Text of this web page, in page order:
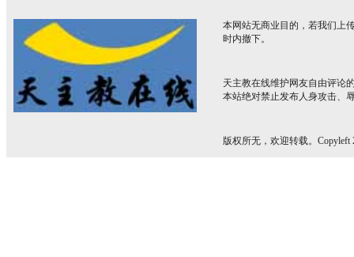
本网站无商业目的，若我们上
时内撤下。
天主教在线维护网友自由评论
本站绝对禁止发布人身攻击、
版权所无，欢迎转载。